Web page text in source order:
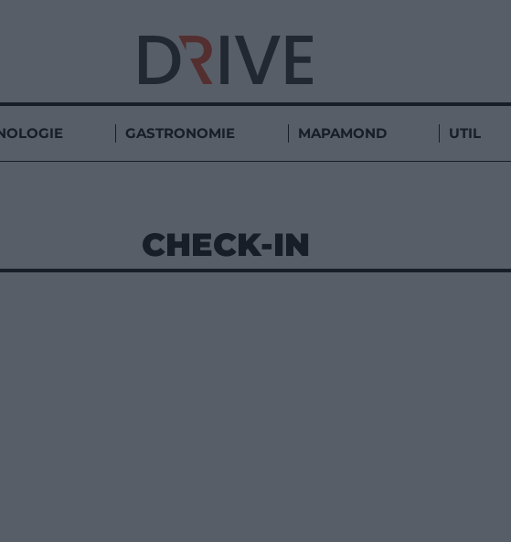
GASTRONOMIE MAPAMOND UTIL
CHECK-IN